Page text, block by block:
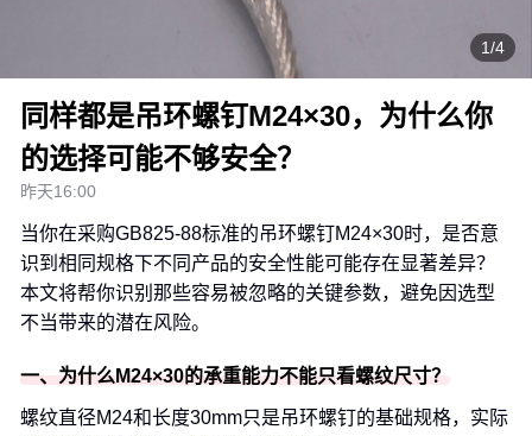
1/4
同样都是吊环螺钉M24×30，为什么你
的选择可能不够安全？
昨天16:00
当你在采购GB825-88标准的吊环螺钉M24×30时，是否意
识到相同规格下不同产品的安全性能可能存在显著差异？
本文将帮你识别那些容易被忽略的关键参数，避免因选型
不当带来的潜在风险。
一、为什么M24×30的承重能力不能只看螺纹尺寸？
螺纹直径M24和长度30mm只是吊环螺钉的基础规格，实际